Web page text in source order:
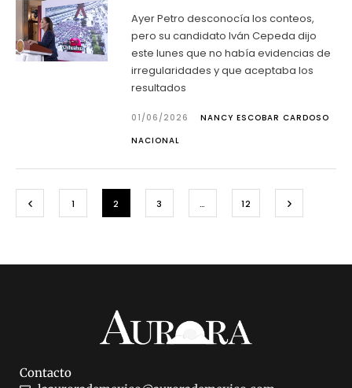
Ayer Petro desconocía los conteos,
pero su candidato Iván Cepeda dijo
este lunes que no había evidencias de
irregularidades y que aceptaba los
resultados
01/06/2026
NANCY ESCOBAR CARDOSO
NACIONAL
1 2 3 … 12
Contacto